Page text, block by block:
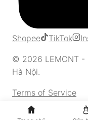
Shopee TikTok
© 2026 LEMONT -
Hà Nội.
Terms of Service
Privacy Policy